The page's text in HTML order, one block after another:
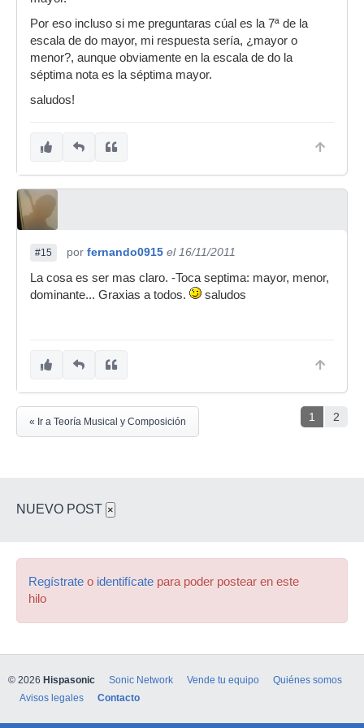
Por eso incluso si me preguntaras cúal es la 7ª de la
escala de do mayor, mi respuesta sería, ¿mayor o
menor?, aunque obviamente en la escala de do la
séptima nota es la séptima mayor.
saludos!
#15 por fernando0915 el 16/11/2011
La cosa es ser mas claro. -Toca septima: mayor, menor,
dominante... Graxias a todos.
saludos
1 2
« Ir a Teoría Musical y Composición
NUEVO POST ×
Regístrate o identifícate para poder postear en este
hilo
© 2026 Hispasonic Sonic Network Vende tu equipo
Quiénes somos
Avisos legales
Contacto